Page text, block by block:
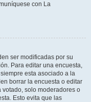
con La
ser modificadas por su
Para editar una encuesta,
esta asociado a la
borrar la encuesta o editar
votado, solo moderadores o
Esto evita que las